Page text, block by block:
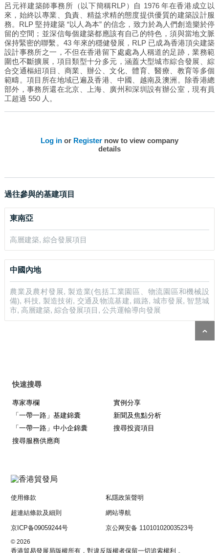
呂元祥建築師事務所（以下簡稱RLP）自 1976 年在香港成立以
來，始終以專業、負責、精益求精的態度提供優質的建築設計服
務。RLP 堅持建築 “以人為本” 的信念，致力於為人們創造樂於停
留的空間；並深信每個建築都應該有自己的特色，須與當地文脈
保持緊密的聯繫。43 年來的穩健發展，RLP 已成為香港頂尖建築
設計事務所之一，不但在香港留下處處為人稱道的足跡，業務範
圍也不斷擴展，項目類型十分多元，涵蓋大型城市綜合發展、綜
合交通樞紐項目、商業、辦公、文化、體育、醫療、教育等多個
範疇。項目所在地域已遍及香港、中國、越南及澳洲。除香港總
部外，事務所還在北京、上海、廣州和深圳設有辦公室，現有員
工超過 550 人。
Log in or Register now to view company
details
過往參與的基建項目
東南亞
高層建築, 綜合發展項目
中國內地
農業及農村發展, 製造業(包括工業園區、物流園區和機械設
備), 科技, 製造技術, 交通及物流基建, 鐵路, 城市發展, 智慧城
市, 高層建築, 綜合發展項目, 公共運輸導向發展
快速搜尋
專家專欄
實例分享
「一帶一路」基建錦囊
新聞及焦點分析
「一帶一路」中小企錦囊
搜尋投資項目
搜尋服務供應商
使用條款 私隱政策聲明
超連結條款及細則 網站導航
京ICP备09059244号 京公网安备 11010102003523号
© 2026
香港貿易發展局版權所有，對違反版權者保留一切追索權利 。